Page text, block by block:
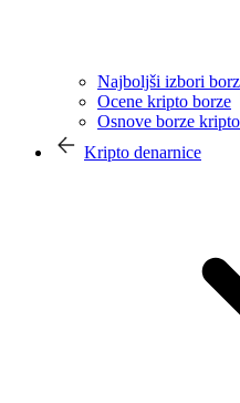
Najboljši izbori borz
Ocene kripto borze
Osnove borze
Kripto denarnice